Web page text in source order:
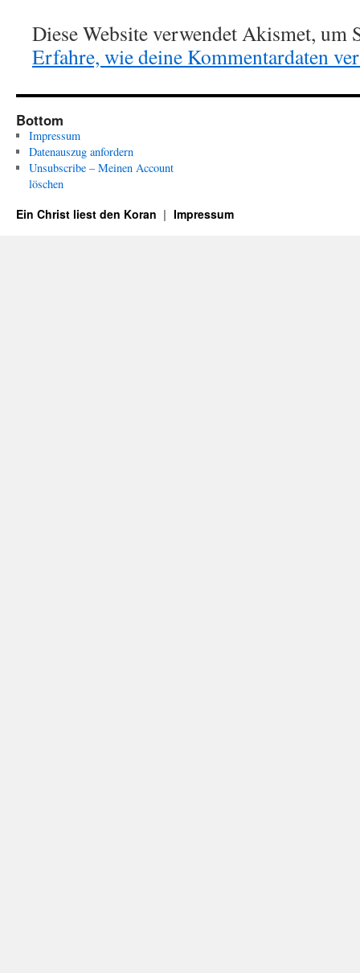
Diese Website verwendet Akismet, um
Erfahre, wie deine Kommentardaten
Bottom
Impressum
Datenauszug anfordern
Unsubscribe – Meinen Account
löschen
Ein Christ liest den Koran Impressum